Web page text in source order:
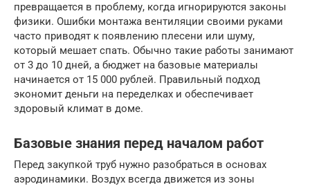
превращается в проблему, когда игнорируются законы
физики. Ошибки монтажа вентиляции своими руками
часто приводят к появлению плесени или шуму,
который мешает спать. Обычно такие работы занимают
от 3 до 10 дней, а бюджет на базовые материалы
начинается от 15 000 рублей. Правильный подход
экономит деньги на переделках и обеспечивает
здоровый климат в доме.
Базовые знания перед началом работ
Перед закупкой труб нужно разобраться в основах
аэродинамики. Воздух всегда движется из зоны